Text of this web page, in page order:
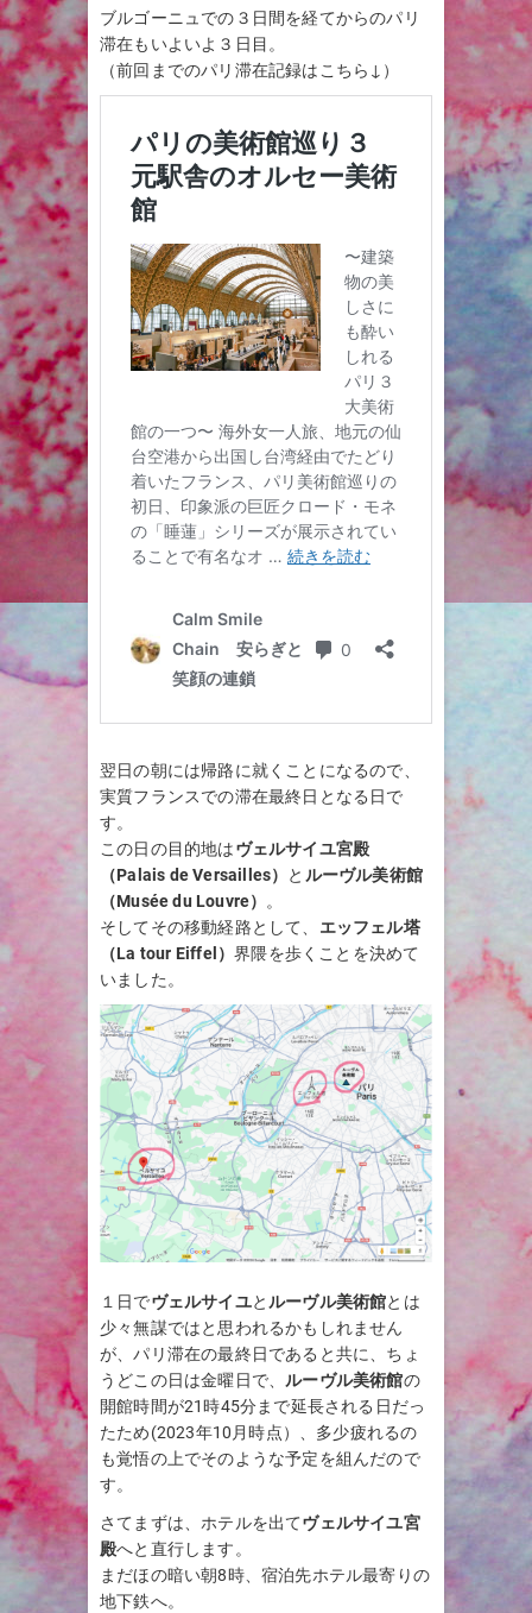
ブルゴーニュでの３日間を経てからのパリ
滞在もいよいよ３日目。
（前回までのパリ滞在記録はこちら↓）
翌日の朝には帰路に就くことになるので、
実質フランスでの滞在最終日となる日で
す。
この日の目的地はヴェルサイユ宮殿
（Palais de Versailles） と ルーヴル美術館
（Musée du Louvre） 。
そしてその移動経路として、 エッフェル塔
（La tour Eiffel）界隈を歩くことを決めて
いました。
１日でヴェルサイユとルーヴル美術館とは
少々無謀ではと思われるかもしれません
が、パリ滞在の最終日であると共に、ちょ
うどこの日は金曜日で、ルーヴル美術館の
開館時間が21時45分まで延長される日だっ
たため(2023年10月時点）、多少疲れるの
も覚悟の上でそのような予定を組んだので
す。
さてまずは、ホテルを出てヴェルサイユ宮
殿へと直行します。
まだほの暗い朝8時、宿泊先ホテル最寄りの
地下鉄へ。